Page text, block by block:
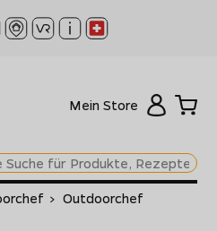
Mein Store
> Outdoorchef